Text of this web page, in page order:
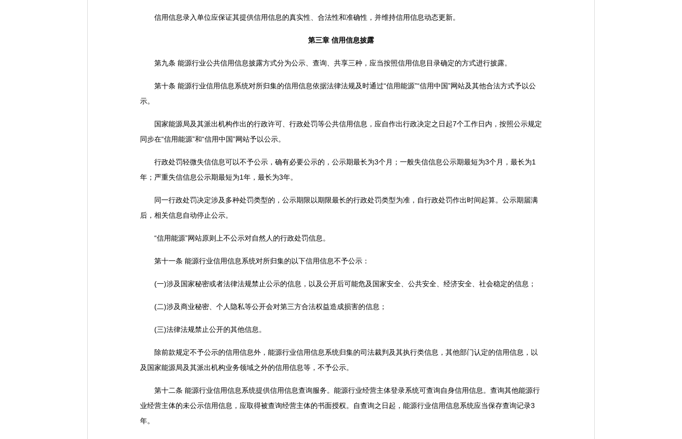
信用信息录入单位应保证其提供信用信息的真实性、合法性和准确性，并维持信用信息动态更新。
第三章 信用信息披露
第九条 能源行业公共信用信息披露方式分为公示、查询、共享三种，应当按照信用信息目录确定的方式进行披露。
第十条 能源行业信用信息系统对所归集的信用信息依据法律法规及时通过“信用能源”“信用中国”网站及其他合法方式予以公
示。
国家能源局及其派出机构作出的行政许可、行政处罚等公共信用信息，应自作出行政决定之日起7个工作日内，按照公示规定
同步在“信用能源”和“信用中国”网站予以公示。
行政处罚轻微失信信息可以不予公示，确有必要公示的，公示期最长为3个月；一般失信信息公示期最短为3个月，最长为1
年；严重失信信息公示期最短为1年，最长为3年。
同一行政处罚决定涉及多种处罚类型的，公示期限以期限最长的行政处罚类型为准，自行政处罚作出时间起算。公示期届满
后，相关信息自动停止公示。
“信用能源”网站原则上不公示对自然人的行政处罚信息。
第十一条 能源行业信用信息系统对所归集的以下信用信息不予公示：
(一)涉及国家秘密或者法律法规禁止公示的信息，以及公开后可能危及国家安全、公共安全、经济安全、社会稳定的信息；
(二)涉及商业秘密、个人隐私等公开会对第三方合法权益造成损害的信息；
(三)法律法规禁止公开的其他信息。
除前款规定不予公示的信用信息外，能源行业信用信息系统归集的司法裁判及其执行类信息，其他部门认定的信用信息，以
及国家能源局及其派出机构业务领域之外的信用信息等，不予公示。
第十二条 能源行业信用信息系统提供信用信息查询服务。能源行业经营主体登录系统可查询自身信用信息。查询其他能源行
业经营主体的未公示信用信息，应取得被查询经营主体的书面授权。自查询之日起，能源行业信用信息系统应当保存查询记录3
年。